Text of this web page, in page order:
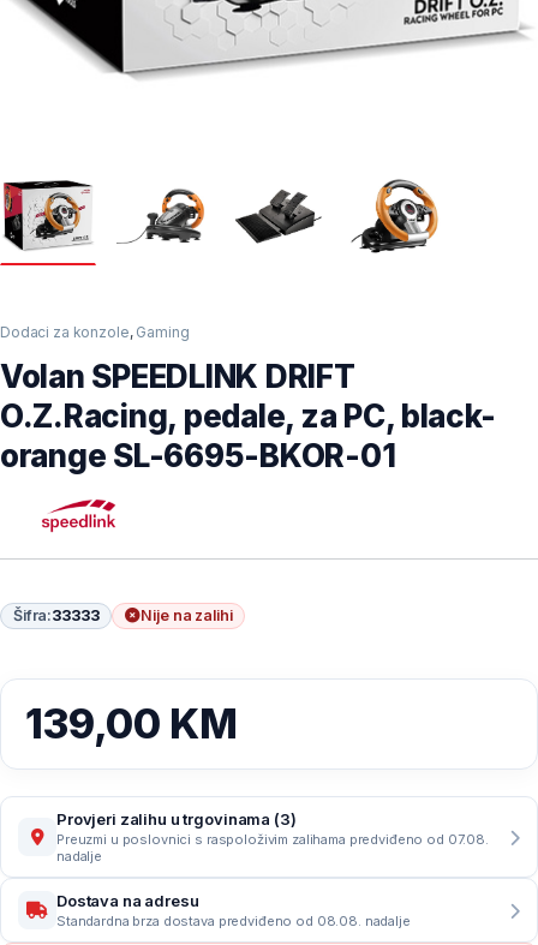
Dodaci za konzole, Gaming
Volan SPEEDLINK DRIFT
O.Z.Racing, pedale, za PC, black-
orange SL-6695-BKOR-01
Šifra:33333 Nije na zalihi
139,00 KM
Provjeri zalihu u trgovinama (3)
Preuzmi u poslovnici s raspoloživim zalihama predviđeno od 07.08.
nadalje
Dostava na adresu
Standardna brza dostava predviđeno od 08.08. nadalje